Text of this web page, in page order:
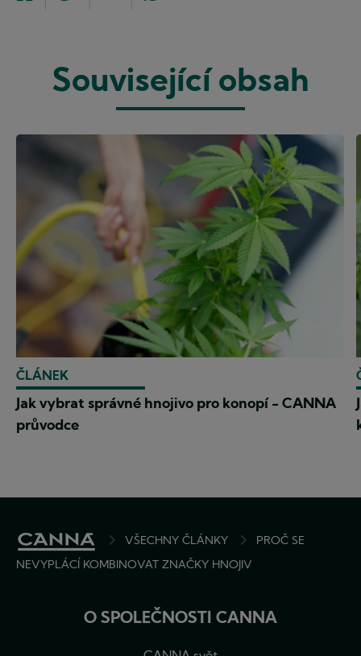
Související obsah
ČLÁNEK
Jak vybrat správné hnojivo pro konopí - CANNA
průvodce
BREADCRUMBVŠECHNY ČLÁNKY
PROČ SE
NEVYPLÁCÍ KOMBINOVAT ZNAČKY HNOJIV
O SPOLEČNOSTI CANNA